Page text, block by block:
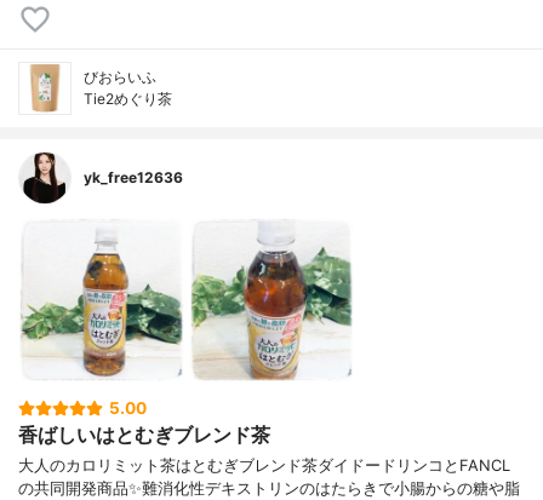
びおらいふ
Tie2めぐり茶
yk_free12636
5.00
香ばしいはとむぎブレンド茶
大人のカロリミット茶はとむぎブレンド茶ダイドードリンコとFANCL
の共同開発商品✨難消化性デキストリンのはたらきで小腸からの糖や脂